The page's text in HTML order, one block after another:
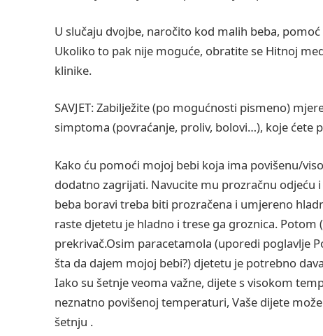
U slučaju dvojbe, naročito kod malih beba,
Ukoliko to pak nije moguće, obratite se Hitnoj
klinike.
SAVJET: Zabilježite (po mogućnosti pismeno)
simptoma (povraćanje, proliv, bolovi…), koje
Kako ću pomoći mojoj bebi koja ima povišenu/
dodatno zagrijati. Navucite mu prozračnu
beba boravi treba biti prozračena i umjereno
raste djetetu je hladno i trese ga groznica.
prekrivač.Osim paracetamola (uporedi poglavlje
šta da dajem mojoj bebi?) djetetu je potrebno
Iako su šetnje veoma važne, dijete s visokom
neznatno povišenoj temperaturi, Vaše dijete
šetnju .